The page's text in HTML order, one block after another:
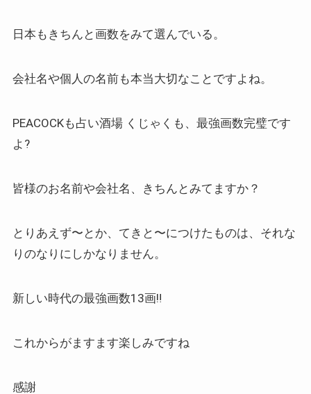
日本もきちんと画数をみて選んでいる。
会社名や個人の名前も本当大切なことですよね。
PEACOCKも占い酒場 くじゃくも、最強画数完璧です
よ?
皆様のお名前や会社名、きちんとみてますか？
とりあえず〜とか、てきと〜につけたものは、それな
りのなりにしかなりません。
新しい時代の最強画数13画‼️
これからがますます楽しみですね
感謝